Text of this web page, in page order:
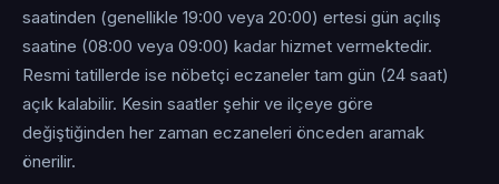
saatinden (genellikle 19:00 veya 20:00) ertesi gün açılış
saatine (08:00 veya 09:00) kadar hizmet vermektedir.
Resmi tatillerde ise nöbetçi eczaneler tam gün (24 saat)
açık kalabilir. Kesin saatler şehir ve ilçeye göre
değiştiğinden her zaman eczaneleri önceden aramak
önerilir.